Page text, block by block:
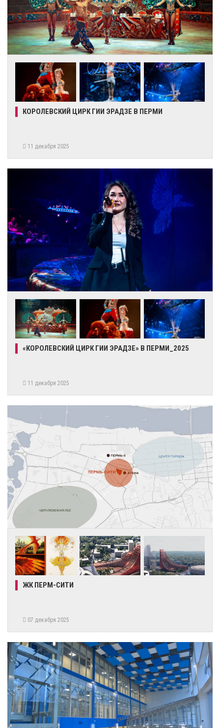
КОРОЛЕВСКИЙ ЦИРК ГИИ ЭРАДЗЕ В ПЕРМИ
11 декабря 2025
«КОРОЛЕВСКИЙ ЦИРК ГИИ ЭРАДЗЕ» В ПЕРМИ_2025
11 декабря 2025
ЖК ПЕРМ-СИТИ
07 декабря 2025